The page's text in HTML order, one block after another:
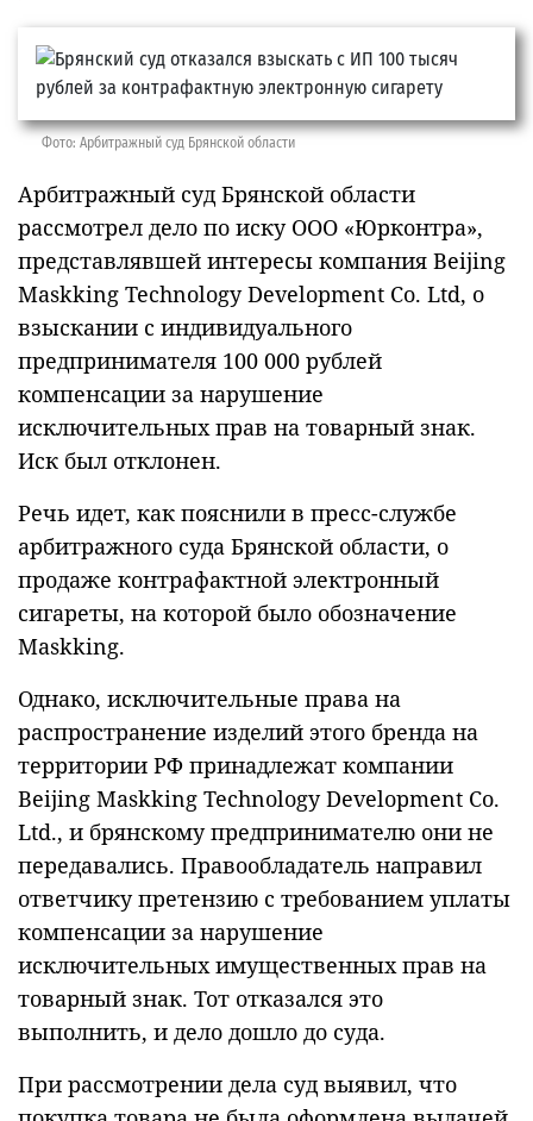
Фото: Арбитражный суд Брянской области
Арбитражный суд Брянской области
рассмотрел дело по иску ООО «Юрконтра»,
представлявшей интересы компания Beijing
Maskking Technology Development Co. Ltd, о
взыскании с индивидуального
предпринимателя 100 000 рублей
компенсации за нарушение
исключительных прав на товарный знак.
Иск был отклонен.
Речь идет, как пояснили в пресс-службе
арбитражного суда Брянской области, о
продаже контрафактной электронный
сигареты, на которой было обозначение
Maskking.
Однако, исключительные права на
распространение изделий этого бренда на
территории РФ принадлежат компании
Beijing Maskking Technology Development Co.
Ltd., и брянскому предпринимателю они не
передавались. Правообладатель направил
ответчику претензию с требованием уплаты
компенсации за нарушение
исключительных имущественных прав на
товарный знак. Тот отказался это
выполнить, и дело дошло до суда.
При рассмотрении дела суд выявил, что